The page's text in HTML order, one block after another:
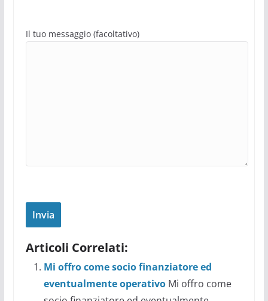
Il tuo messaggio (facoltativo)
Articoli Correlati:
Mi offro come socio finanziatore ed
eventualmente operativo Mi offro come